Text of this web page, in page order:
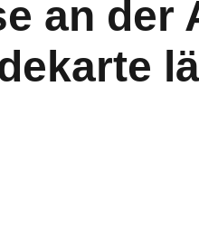
an der